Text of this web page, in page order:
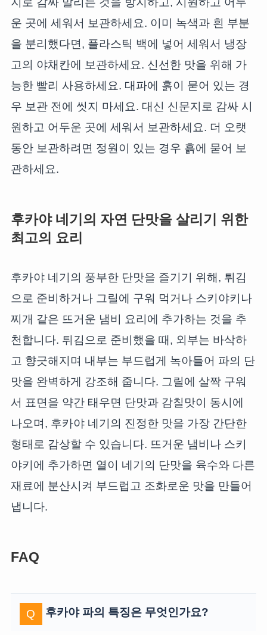
운 곳에 세워서 보관하세요. 이미 녹색과 흰 부분
을 분리했다면, 플라스틱 백에 넣어 세워서 냉장
고의 야채칸에 보관하세요. 신선한 맛을 위해 가
능한 빨리 사용하세요. 대파에 흙이 묻어 있는 경
우 보관 전에 씻지 마세요. 대신 신문지로 감싸 시
원하고 어두운 곳에 세워서 보관하세요. 더 오랫
동안 보관하려면 정원이 있는 경우 흙에 묻어 보
관하세요.
후카야 네기의 자연 단맛을 살리기 위한
최고의 요리
후카야 네기의 풍부한 단맛을 즐기기 위해, 튀김
으로 준비하거나 그릴에 구워 먹거나 스키야키나
찌개 같은 뜨거운 냄비 요리에 추가하는 것을 추
천합니다. 튀김으로 준비했을 때, 외부는 바삭하
고 향긋해지며 내부는 부드럽게 녹아들어 파의 단
맛을 완벽하게 강조해 줍니다. 그릴에 살짝 구워
서 표면을 약간 태우면 단맛과 감칠맛이 동시에
나오며, 후카야 네기의 진정한 맛을 가장 간단한
형태로 감상할 수 있습니다. 뜨거운 냄비나 스키
야키에 추가하면 열이 네기의 단맛을 육수와 다른
재료에 분산시켜 부드럽고 조화로운 맛을 만들어
냅니다.
FAQ
후카야 파의 특징은 무엇인가요?